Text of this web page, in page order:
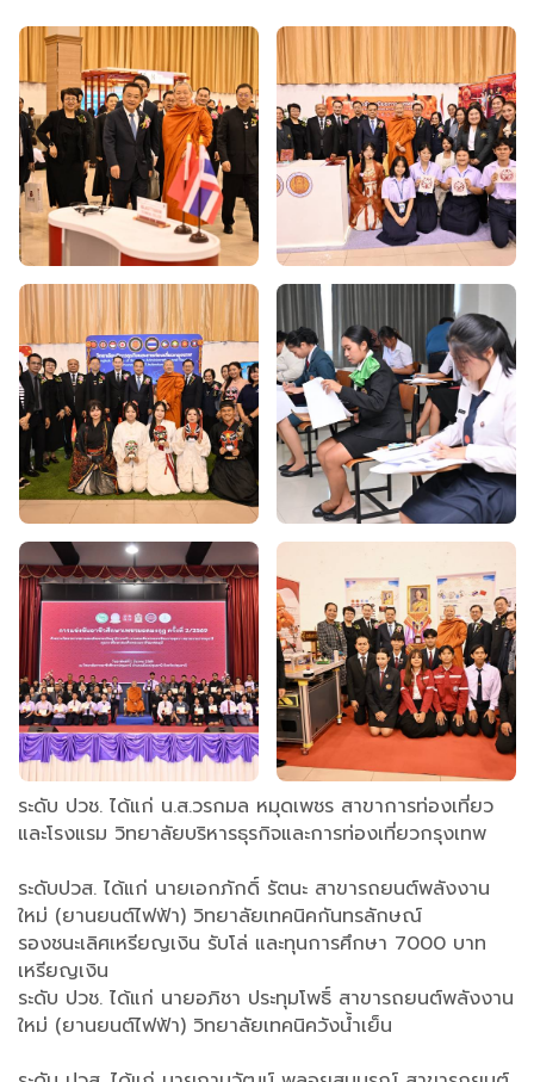
ระดับ ปวช. ได้แก่ น.ส.วรกมล หมุดเพชร สาขาการท่องเที่ยว
และโรงแรม วิทยาลัยบริหารธุรกิจและการท่องเที่ยวกรุงเทพ
ระดับปวส. ได้แก่ นายเอกภักดิ์ รัตนะ สาขารถยนต์พลังงาน
ใหม่ (ยานยนต์ไฟฟ้า) วิทยาลัยเทคนิคกันทรลักษณ์
รองชนะเลิศเหรียญเงิน รับโล่ และทุนการศึกษา 7000 บาท
เหรียญเงิน
ระดับ ปวช. ได้แก่ นายอภิชา ประทุมโพธิ์ สาขารถยนต์พลังงาน
ใหม่ (ยานยนต์ไฟฟ้า) วิทยาลัยเทคนิควังน้ำเย็น